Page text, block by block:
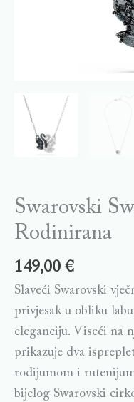
Swarovski
Rodinirana
149,00 €
Slaveći Swarovski
privjesak u obliku
eleganciju. Viseći na
prikazuje dva
rodijumom i
bijelog Swarovski